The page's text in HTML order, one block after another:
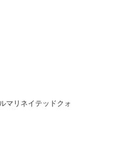
マリネイテッドクォ